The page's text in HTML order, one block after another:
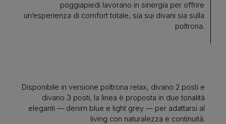
poggiapiedi lavorano in sinergia per offrire
un’esperienza di comfort totale, sia sui divani sia sulla
poltrona.
Disponibile in versione poltrona relax, divano 2 posti e
divano 3 posti, la linea è proposta in due tonalità
eleganti — denim blue e light grey — per adattarsi al
living con naturalezza e continuità.